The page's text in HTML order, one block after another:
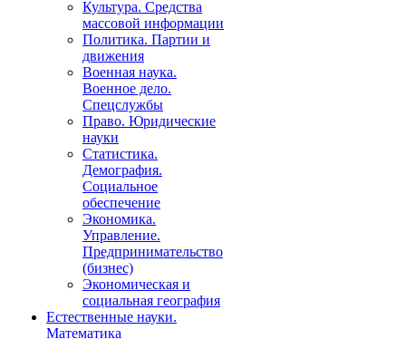
Культура. Средства
массовой информации
Политика. Партии и
движения
Военная наука.
Военное дело.
Спецслужбы
Право. Юридические
науки
Статистика.
Демография.
Социальное
обеспечение
Экономика.
Управление.
Предпринимательство
(бизнес)
Экономическая и
социальная география
Естественные науки.
Математика